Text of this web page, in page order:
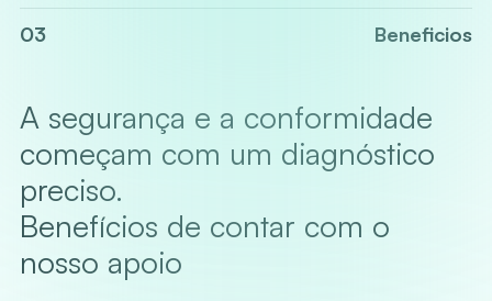
03 Beneficios
A segurança e a conformidade
começam com um diagnóstico
preciso.
Benefícios de contar com o
nosso apoio